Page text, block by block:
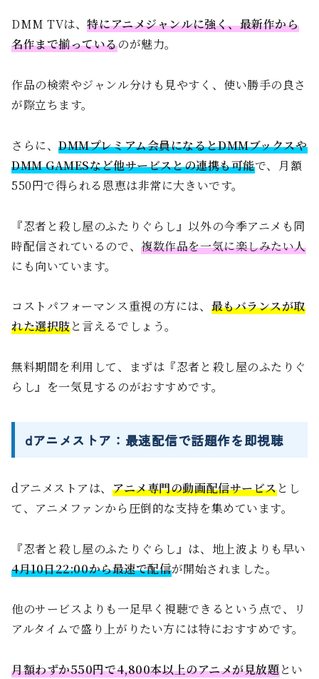
DMM TVは、特にアニメジャンルに強く、最新作から
名作まで揃っているのが魅力。
作品の検索やジャンル分けも見やすく、使い勝手の良さ
が際立ちます。
さらに、DMMプレミアム会員になるとDMMブックスや
DMM GAMESなど他サービスとの連携も可能で、月額
550円で得られる恩恵は非常に大きいです。
『忍者と殺し屋のふたりぐらし』以外の今季アニメも同
時配信されているので、複数作品を一気に楽しみたい人
にも向いています。
コストパフォーマンス重視の方には、 最もバランスが取
れた選択肢と言えるでしょう。
無料期間を利用して、まずは『忍者と殺し屋のふたりぐ
らし』を一気見するのがおすすめです。
dアニメストア：最速配信で話題作を即視聴
dアニメストアは、アニメ専門の動画配信サービスとし
て、アニメファンから圧倒的な支持を集めています。
『忍者と殺し屋のふたりぐらし』は、地上波よりも早い
4月10日22:00から最速で配信が開始されました。
他のサービスよりも一足早く視聴できるという点で、リ
アルタイムで盛り上がりたい方には特におすすめです。
月額わずか550円で4,800本以上のアニメが見放題とい